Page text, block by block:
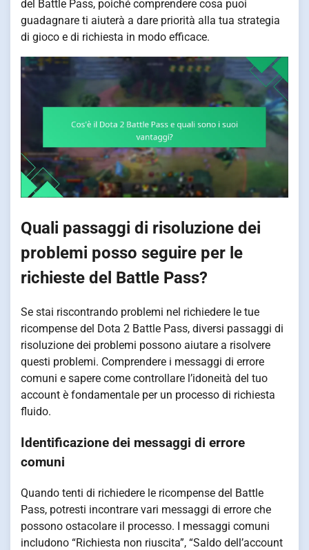
del Battle Pass, poiché comprendere cosa puoi
guadagnare ti aiuterà a dare priorità alla tua strategia
di gioco e di richiesta in modo efficace.
Quali passaggi di risoluzione dei
problemi posso seguire per le
richieste del Battle Pass?
Se stai riscontrando problemi nel richiedere le tue
ricompense del Dota 2 Battle Pass, diversi passaggi di
risoluzione dei problemi possono aiutare a risolvere
questi problemi. Comprendere i messaggi di errore
comuni e sapere come controllare l’idoneità del tuo
account è fondamentale per un processo di richiesta
fluido.
Identificazione dei messaggi di errore
comuni
Quando tenti di richiedere le ricompense del Battle
Pass, potresti incontrare vari messaggi di errore che
possono ostacolare il processo. I messaggi comuni
includono “Richiesta non riuscita”, “Saldo dell’account